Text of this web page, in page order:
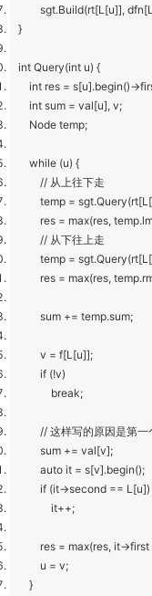
sgt.Build(rt[L[u]],
}
int Query(int u) {
int res = s[u].begin()-
int sum = val[u], v;
Node temp;
while (u) {
// 从上往下走
temp =
res = max(res,
// 从下往上走
temp =
res = max(res,
sum += temp.sum;
v = f[L[u]];
if (!v)
break;
// 这样写的原因是第一
sum += val[v];
auto it = s[v].begin();
if (it->second == L[u])
it++;
res = max(res, it->first
u = v;
}